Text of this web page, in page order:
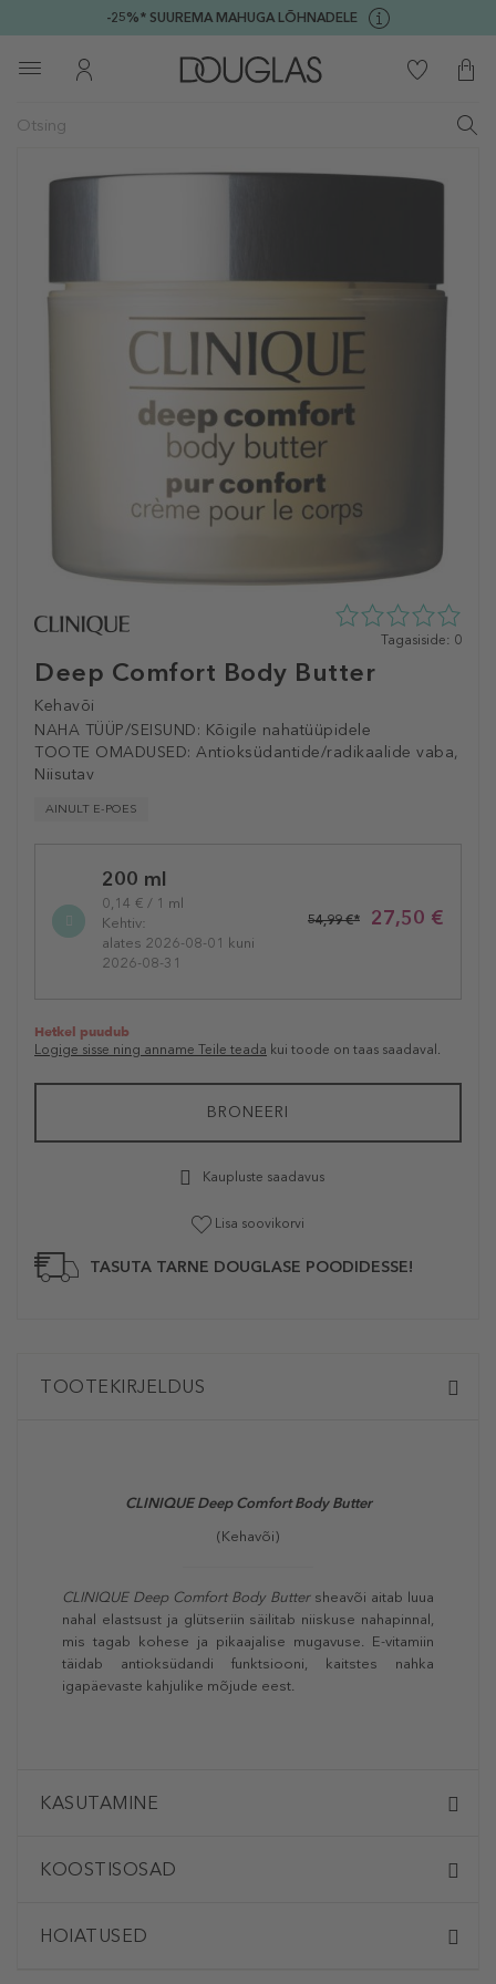
-25%* SUUREMA MAHUGA LÕHNADELE
Deep Comfort Body Butter
Kehavõi
NAHA TÜÜP/SEISUND: Kõigile nahatüüpidele
TOOTE OMADUSED: Antioksüdantide/radikaalide vaba,
Niisutav
AINULT E-POES
0
Tagasiside: 0
variation200 ml
0,14 € / 1 ml
Kehtiv:
alates 2026-08-01 kuni
2026-08-31
27,50 €
54,99 €*
Hetkel puudub
Logige sisse ning anname Teile teada kui toode on taas saadaval.
BRONEERI
Kaupluste saadavus
Lisa soovikorvi
TASUTA TARNE DOUGLASE POODIDESSE!
TOOTEKIRJELDUS
CLINIQUE Deep Comfort Body Butter
(Kehavõi)
CLINIQUE Deep Comfort Body Butter sheavõi aitab luua
nahal elastsust ja glütseriin säilitab niiskuse nahapinnal,
mis tagab kohese ja pikaajalise mugavuse. E-vitamiin
täidab antioksüdandi funktsiooni, kaitstes nahka
igapäevaste kahjulike mõjude eest.
KASUTAMINE
KOOSTISOSAD
HOIATUSED